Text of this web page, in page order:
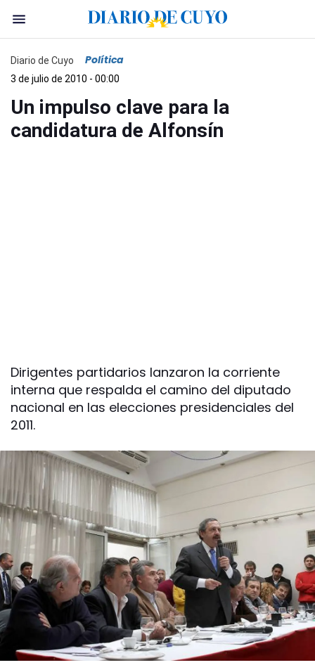
Diario de Cuyo Política
3 de julio de 2010 - 00:00
Un impulso clave para la
candidatura de Alfonsín
Dirigentes partidarios lanzaron la corriente
interna que respalda el camino del diputado
nacional en las elecciones presidenciales del
2011.